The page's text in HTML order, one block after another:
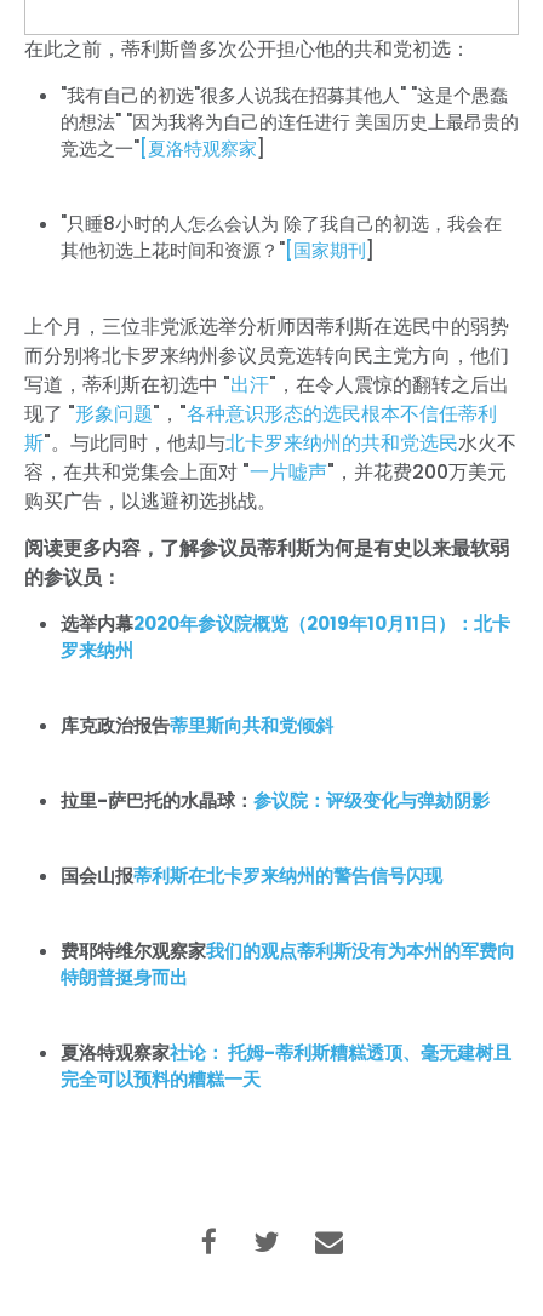
在此之前，蒂利斯曾多次公开担心他的共和党初选：
"我有自己的初选"很多人说我在招募其他人" "这是个愚蠢
的想法" "因为我将为自己的连任进行 美国历史上最昂贵的
竞选之一"[夏洛特观察家]
"只睡8小时的人怎么会认为 除了我自己的初选，我会在
其他初选上花时间和资源？"[国家期刊]
上个月，三位非党派选举分析师因蒂利斯在选民中的弱势
而分别将北卡罗来纳州参议员竞选转向民主党方向，他们
写道，蒂利斯在初选中 "出汗"，在令人震惊的翻转之后出
现了 "形象问题"，"各种意识形态的选民根本不信任蒂利
斯"。与此同时，他却与北卡罗来纳州的共和党选民水火不
容，在共和党集会上面对 "一片嘘声"，并花费200万美元
购买广告，以逃避初选挑战。
阅读更多内容，了解参议员蒂利斯为何是有史以来最软弱
的参议员：
选举内幕2020年参议院概览（2019年10月11日）：北卡
罗来纳州
库克政治报告蒂里斯向共和党倾斜
拉里-萨巴托的水晶球： 参议院：评级变化与弹劾阴影
国会山报蒂利斯在北卡罗来纳州的警告信号闪现
费耶特维尔观察家我们的观点蒂利斯没有为本州的军费向
特朗普挺身而出
夏洛特观察家社论： 托姆-蒂利斯糟糕透顶、毫无建树且
完全可以预料的糟糕一天